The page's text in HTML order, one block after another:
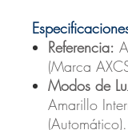
Referencia:
(Marca
Modos de
Amarillo
(Automático).